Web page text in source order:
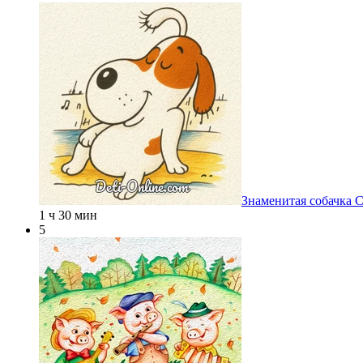
Знаменитая собачка
1 ч 30 мин
5